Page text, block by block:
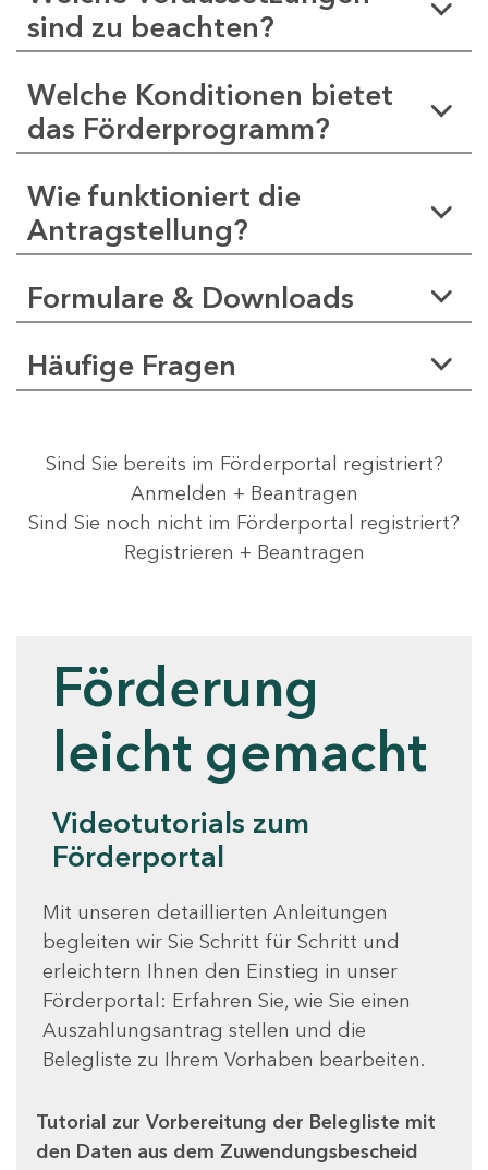
sind zu beachten?
Welche Konditionen bietet
das Förderprogramm?
Wie funktioniert die
Antragstellung?
Formulare & Downloads
Häufige Fragen
Sind Sie bereits im Förderportal registriert?
Anmelden + Beantragen
Sind Sie noch nicht im Förderportal registriert?
Registrieren + Beantragen
Förderung
leicht gemacht
Videotutorials zum
Förderportal
Mit unseren detaillierten Anleitungen
begleiten wir Sie Schritt für Schritt und
erleichtern Ihnen den Einstieg in unser
Förderportal: Erfahren Sie, wie Sie einen
Auszahlungsantrag stellen und die
Belegliste zu Ihrem Vorhaben bearbeiten.
Tutorial zur Vorbereitung der Belegliste mit
den Daten aus dem Zuwendungsbescheid